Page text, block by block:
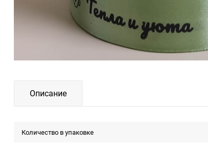
Описание
Количество в упаковке